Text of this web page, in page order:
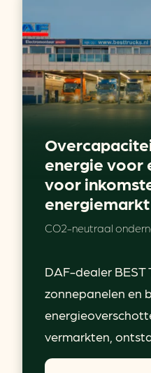
energie voor
voor
energiemarkt
CO2-neutraal
DAF-dealer BEST
zonnepanelen en
vermarkten,